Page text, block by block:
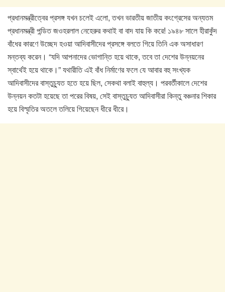
প্রধানমন্ত্রীত্বের প্রসঙ্গ যখন চলেই এলো, তখন ভারতীয় জাতীয় কংগ্রেসের অন্যতম
প্রধানমন্ত্রী পন্ডিত জওহরলাল নেহেরুর কথাই বা বাদ যায় কি করে! ১৯৪৮ সালে হীরাকুঁদ
বাঁধের কারণে উচ্ছেদ হওয়া আদিবাসীদের প্রসঙ্গে বলতে গিয়ে তিনি এক অসাধারণ
মন্তব্য করেন। “যদি আপনাদের ভোগান্তি হয়ে থাকে, তবে তা দেশের উন্নয়নের
স্বার্থেই হয়ে থাকে।” যথারীতি এই বাঁধ নির্মাণের ফলে যে আবার বহু সংখ্যক
আদিবাসীদের বাস্তুচ্যুত হতে হয়ে ছিল, সেকথা বলাই বাহুল্য। পরবর্তীকালে দেশের
উন্নয়ন কতটা হয়েছে তা পরের বিষয়, সেই বাস্তুচ্যুত আদিবাসীরা কিন্তু বঞ্চনার শিকার
হয়ে বিস্মৃতির অতলে তলিয়ে গিয়েছেন ধীরে ধীরে।